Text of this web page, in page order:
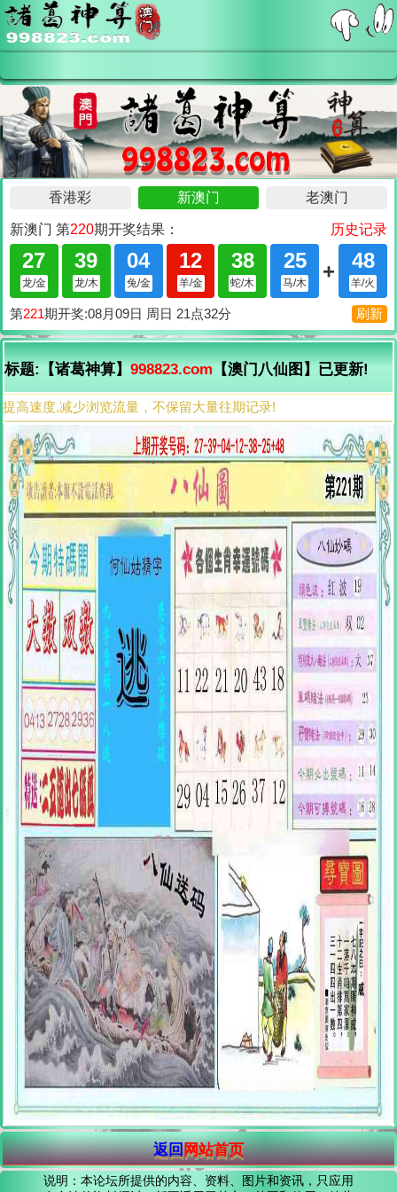
标题:【诸葛神算】 998823.com 【澳门八仙图】已更新!
提高速度,减少浏览流量，不保留大量往期记录!
返回网站首页
说明：本论坛所提供的内容、资料、图片和资讯，只应用